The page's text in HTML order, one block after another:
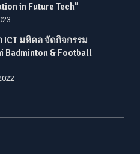
in Future Tech”
ICT มหิดล จัดกิจกรรม
Badminton & Football